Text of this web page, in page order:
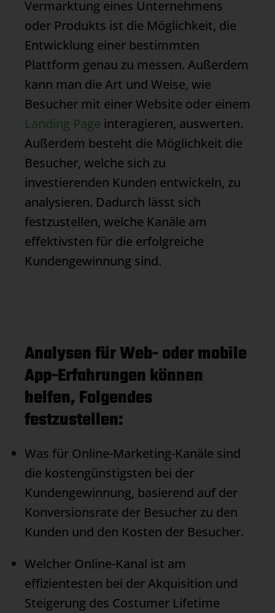
Vermarktung eines Unternehmens
oder Produkts ist die Möglichkeit, die
Entwicklung einer bestimmten
Plattform genau zu messen. Außerdem
kann man die Art und Weise, wie
Besucher mit einer Website oder einem
Landing Page interagieren, auswerten.
Außerdem besteht die Möglichkeit die
Besucher, welche sich zu
investierenden Kunden entwickeln, zu
analysieren. Dadurch lässt sich
festzustellen, welche Kanäle am
effektivsten für die erfolgreiche
Kundengewinnung sind.
Analysen für Web- oder mobile
App-Erfahrungen können
helfen, Folgendes
festzustellen:
Was für Online-Marketing-Kanäle sind
die kostengünstigsten bei der
Kundengewinnung, basierend auf der
Konversionsrate der Besucher zu den
Kunden und den Kosten der Besucher.
Welcher Online-Kanal ist am
effizientesten bei der Akquisition und
Steigerung des Costumer Lifetime